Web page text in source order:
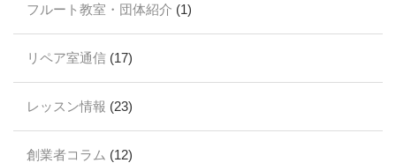
フルート教室・団体紹介 (1)
リペア室通信 (17)
レッスン情報 (23)
創業者コラム (12)